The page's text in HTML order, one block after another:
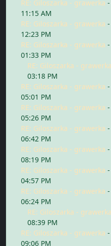
RE: Giloszarka - grawerka
11:15 AM
RE: Giloszarka - grawerka
12:23 PM
RE: Giloszarka - grawerka
01:33 PM
RE: Giloszarka - grawerka
03:18 PM
RE: Giloszarka - grawerka
05:01 PM
RE: Giloszarka - grawerka
05:26 PM
RE: Giloszarka - grawerka
06:42 PM
RE: Giloszarka - grawerka
08:19 PM
RE: Giloszarka - grawerka
04:57 PM
RE: Giloszarka - grawerka
06:24 PM
RE: Giloszarka - grawerka
08:39 PM
RE: Giloszarka - grawerka
09:06 PM